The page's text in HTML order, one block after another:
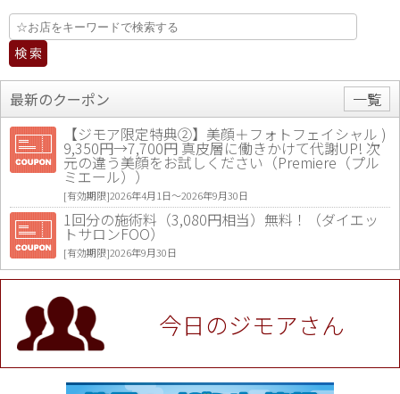
最新のクーポン
一覧
【ジモア限定特典②】美顔＋フォトフェイシャル )
9,350円→7,700円 真皮層に働きかけて代謝UP! 次
元の違う美顔をお試しください（Premiere（プル
ミエール））
[有効期限]2026年4月1日〜2026年9月30日
1回分の施術料（3,080円相当）無料！（ダイエッ
トサロンFOO）
[有効期限]2026年9月30日
値段提示後「ジモア見た」で更に買い取り金額 U
P！※チケットと新品商品は除く（大黒屋 高田馬場
駅前店）
[有効期限]2026年9月30日
★ジモア限定特典★ お会計より全品5％OFF（ナチ
ュラル＆ハンドメイドショップ［マキマキ］）
[有効期限]2026年9月30日まで
今日のジモアさん